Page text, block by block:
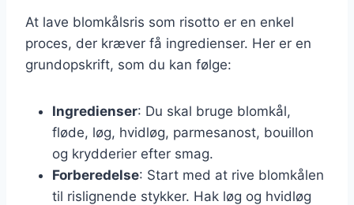
At lave blomkålsris som risotto er en enkel
proces, der kræver få ingredienser. Her er en
grundopskrift, som du kan følge:
Ingredienser: Du skal bruge blomkål,
fløde, løg, hvidløg, parmesanost, bouillon
og krydderier efter smag.
Forberedelse: Start med at rive blomkålen
til rislignende stykker. Hak løg og hvidløg